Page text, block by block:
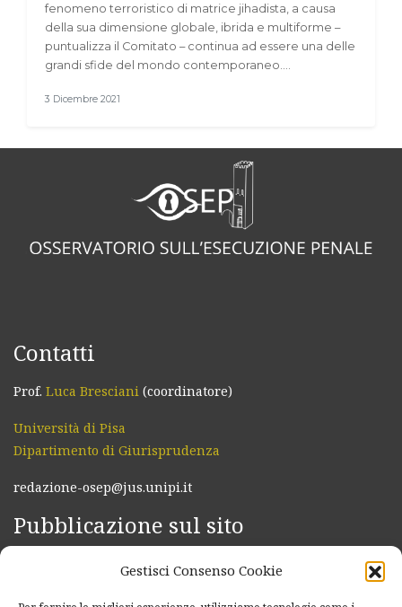
Gestisci Consenso Cookie
fenomeno terroristico di matrice jihadista, a causa
della sua dimensione globale, ibrida e multiforme –
puntualizza il Comitato – continua ad essere una delle
grandi sfide del mondo contemporaneo.…
3 Dicembre 2021
Contatti
Prof. Luca Bresciani (coordinatore)
Università di Pisa
Dipartimento di Giurisprudenza
redazione-osep@jus.unipi.it
Pubblicazione sul sito
Per i magistrati di sorveglianza: